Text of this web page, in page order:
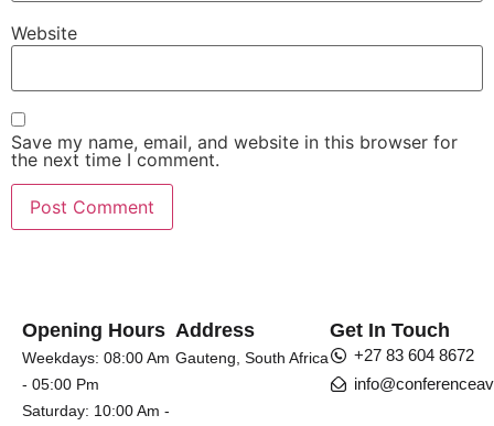
Website
Save my name, email, and website in this browser for
the next time I comment.
Opening Hours
Weekdays: 08:00 Am
- 05:00 Pm
Saturday: 10:00 Am -
Address
Gauteng, South Africa
Get In Touch
+27 83 604 8672